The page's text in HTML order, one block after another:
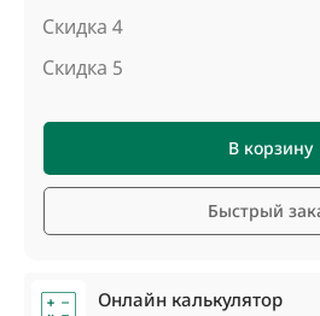
Скидка 4
Скидка 5
В корзину
Быстрый
Онлайн калькулятор